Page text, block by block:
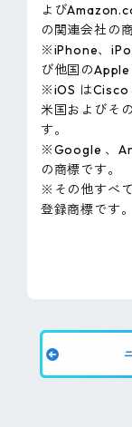
よび
の関連会社の
※iPhone、
び他国のApple
※iOS はCisco
米国およびそ
す。
※Google 、
の商標です。
※その他すべ
登録商標です。